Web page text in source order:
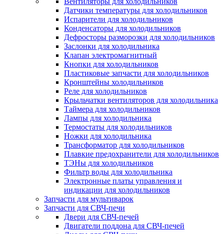
Датчики температуры для холодильников
Испарители для холодильников
Конденсаторы для холодильников
Дефросторы разморозки для холодильников
Заслонки для холодильника
Клапан электромагнитный
Кнопки для холодильников
Пластиковые запчасти для холодильников
Кронштейны холодильников
Реле для холодильников
Крыльчатки вентиляторов для холодильника
Таймера для холодильников
Лампы для холодильника
Термостаты для холодильников
Ножки для холодильника
Трансформатор для холодильников
Плавкие предохранители для холодильников
ТЭНы для холодильников
Фильтр воды для холодильника
Электронные платы управления и
индикации для холодильников
Запчасти для мультиварок
Запчасти для СВЧ-печи
Двери для СВЧ-печей
Двигатели поддона для СВЧ-печей